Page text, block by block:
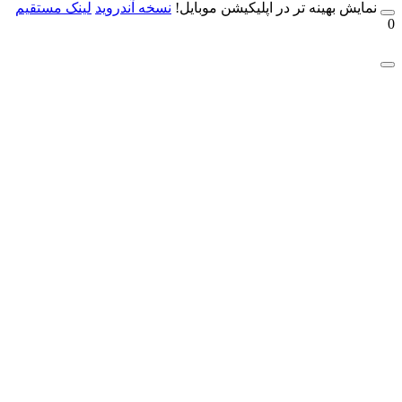
بهینه تر در اپلیکیشن موبایل!نسخه آندروید لینک مستقیم